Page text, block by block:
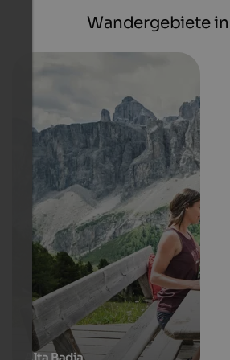
Wandergebiete
Alta Badia